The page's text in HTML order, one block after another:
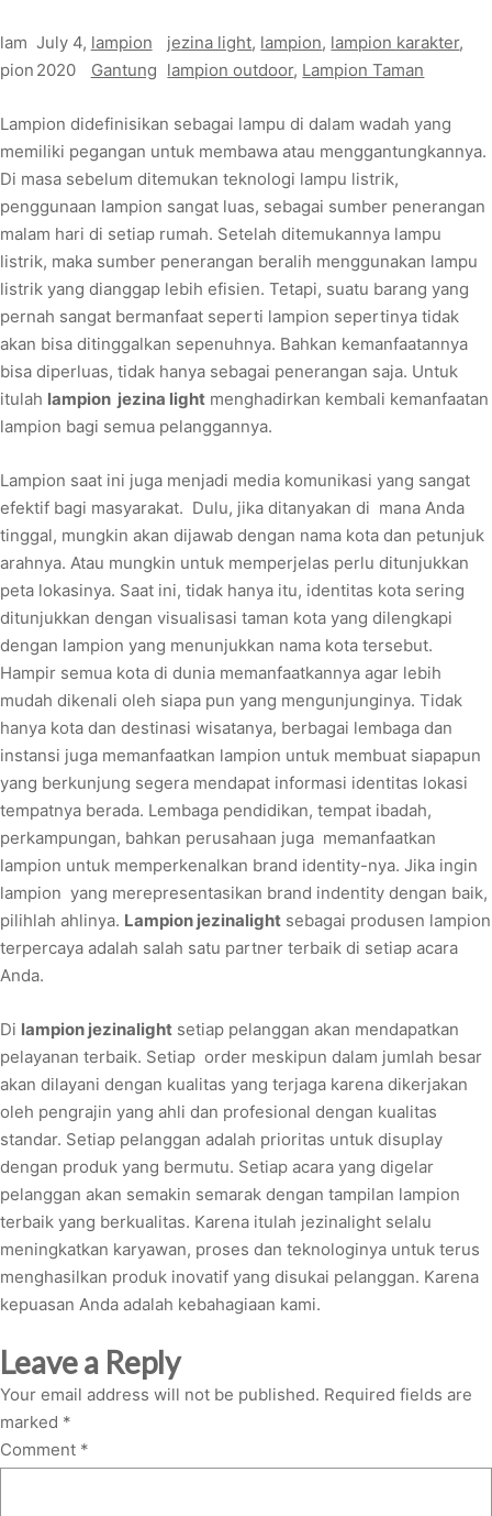
lam
pion
July 4,
2020
lampion
Gantung
jezina light, lampion, lampion karakter
lampion outdoor, Lampion Taman
Lampion didefinisikan sebagai lampu di dalam wadah yang
memiliki pegangan untuk membawa atau menggantungkannya.
Di masa sebelum ditemukan teknologi lampu listrik,
penggunaan lampion sangat luas, sebagai sumber penerangan
malam hari di setiap rumah. Setelah ditemukannya lampu
listrik, maka sumber penerangan beralih menggunakan lampu
listrik yang dianggap lebih efisien. Tetapi, suatu barang yang
pernah sangat bermanfaat seperti lampion sepertinya tidak
akan bisa ditinggalkan sepenuhnya. Bahkan kemanfaatannya
bisa diperluas, tidak hanya sebagai penerangan saja. Untuk
itulah lampion jezina light menghadirkan kembali kemanfaatan
lampion bagi semua pelanggannya.
Lampion saat ini juga menjadi media komunikasi yang sangat
efektif bagi masyarakat. Dulu, jika ditanyakan di mana Anda
tinggal, mungkin akan dijawab dengan nama kota dan petunjuk
arahnya. Atau mungkin untuk memperjelas perlu ditunjukkan
peta lokasinya. Saat ini, tidak hanya itu, identitas kota sering
ditunjukkan dengan visualisasi taman kota yang dilengkapi
dengan lampion yang menunjukkan nama kota tersebut.
Hampir semua kota di dunia memanfaatkannya agar lebih
mudah dikenali oleh siapa pun yang mengunjunginya. Tidak
hanya kota dan destinasi wisatanya, berbagai lembaga dan
instansi juga memanfaatkan lampion untuk membuat siapapun
yang berkunjung segera mendapat informasi identitas lokasi
tempatnya berada. Lembaga pendidikan, tempat ibadah,
perkampungan, bahkan perusahaan juga memanfaatkan
lampion untuk memperkenalkan brand identity-nya. Jika ingin
lampion yang merepresentasikan brand indentity dengan baik,
pilihlah ahlinya. Lampion jezinalight sebagai produsen lampion
terpercaya adalah salah satu partner terbaik di setiap acara
Anda.
Di lampion jezinalight setiap pelanggan akan mendapatkan
pelayanan terbaik. Setiap order meskipun dalam jumlah besar
akan dilayani dengan kualitas yang terjaga karena dikerjakan
oleh pengrajin yang ahli dan profesional dengan kualitas
standar. Setiap pelanggan adalah prioritas untuk disuplay
dengan produk yang bermutu. Setiap acara yang digelar
pelanggan akan semakin semarak dengan tampilan lampion
terbaik yang berkualitas. Karena itulah jezinalight selalu
meningkatkan karyawan, proses dan teknologinya untuk terus
menghasilkan produk inovatif yang disukai pelanggan. Karena
kepuasan Anda adalah kebahagiaan kami.
Leave a Reply
Your email address will not be published. Required fields are
marked *
Comment *